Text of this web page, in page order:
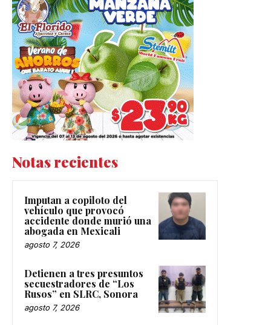
Notas recientes
Imputan a copiloto del
vehículo que provocó
accidente donde murió una
abogada en Mexicali
agosto 7, 2026
Detienen a tres presuntos
secuestradores de “Los
Rusos” en SLRC, Sonora
agosto 7, 2026